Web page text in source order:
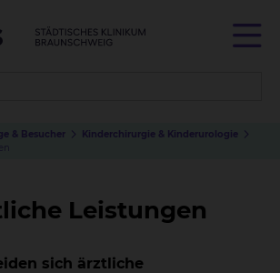
& Besucher
Kinderchirurgie & Kinderurologie
Leistungen
sich ärztliche